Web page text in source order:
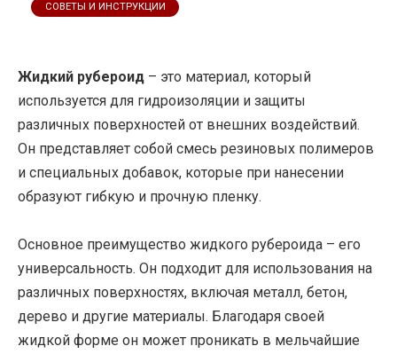
СОВЕТЫ И ИНСТРУКЦИИ
Жидкий рубероид – это материал, который
используется для гидроизоляции и защиты
различных поверхностей от внешних воздействий.
Он представляет собой смесь резиновых полимеров
и специальных добавок, которые при нанесении
образуют гибкую и прочную пленку.
Основное преимущество жидкого рубероида – его
универсальность. Он подходит для использования на
различных поверхностях, включая металл, бетон,
дерево и другие материалы. Благодаря своей
жидкой форме он может проникать в мельчайшие